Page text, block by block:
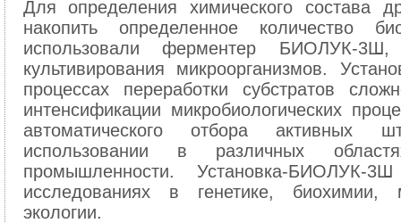
Для определения химического состава
накопить определенное
использовали ферментер БИОЛУК-
культивирования микроорганизмов.
процессах переработки субстратов
интенсификации микробиологических
автоматического отбора активных
использовании в различных
промышленности. Установка-БИОЛУК-
исследованиях в генетике, биохимии,
экологии.